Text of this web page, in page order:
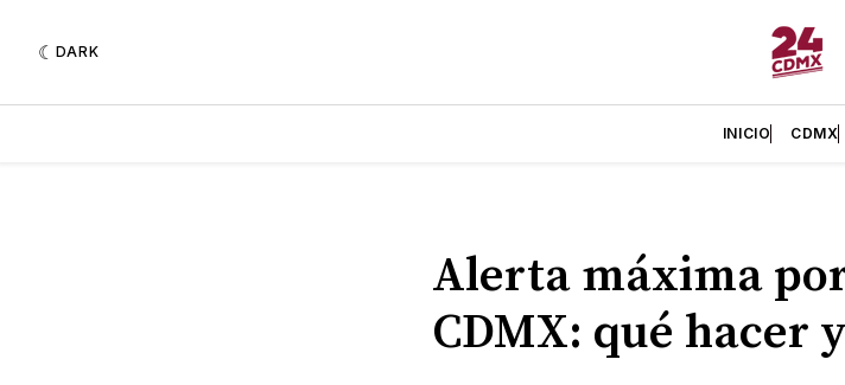
DARK
INICIO CDMX
Alerta máxima
CDMX: qué hacer